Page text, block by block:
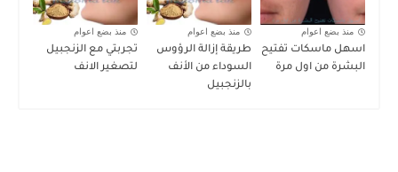
منذ بضع اعوام
اسهل ماسكات تفتيح
البشرة من اول مرة
منذ بضع اعوام
طريقة إزالة الرؤوس
السوداء من الأنف
بالزنجبيل
منذ بضع اعوام
تجربتي مع الزنجبيل
لتصغير الانف